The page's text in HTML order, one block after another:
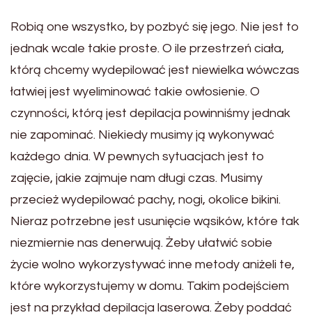
Robią one wszystko, by pozbyć się jego. Nie jest to
jednak wcale takie proste. O ile przestrzeń ciała,
którą chcemy wydepilować jest niewielka wówczas
łatwiej jest wyeliminować takie owłosienie. O
czynności, którą jest depilacja powinniśmy jednak
nie zapominać. Niekiedy musimy ją wykonywać
każdego dnia. W pewnych sytuacjach jest to
zajęcie, jakie zajmuje nam długi czas. Musimy
przecież wydepilować pachy, nogi, okolice bikini.
Nieraz potrzebne jest usunięcie wąsików, które tak
niezmiernie nas denerwują. Żeby ułatwić sobie
życie wolno wykorzystywać inne metody aniżeli te,
które wykorzystujemy w domu. Takim podejściem
jest na przykład depilacja laserowa. Żeby poddać